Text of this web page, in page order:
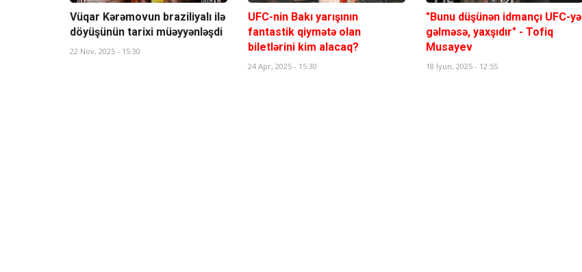
Vüqar Kərəmovun braziliyalı ilə
döyüşünün tarixi müəyyənləşdi
22 Nov, 2025 - 15:30
UFC-nin Bakı yarışının
fantastik qiymətə olan
biletlərini kim alacaq?
24 Apr, 2025 - 15:30
"Bunu düşünən idmançı UFC-yə
gəlməsə, yaxşıdır" - Tofiq
Musayev
18 İyun, 2025 - 12:55